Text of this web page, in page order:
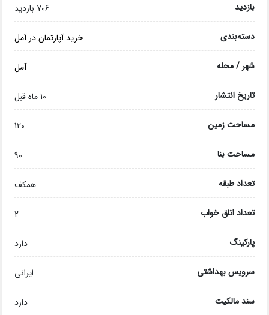
بازدید 706 بازدید
دسته‌بندی خرید آپارتمان در آمل
شهر / محله آمل
تاریخ انتشار 10 ماه قبل
مساحت زمین 120
مساحت بنا 90
تعداد طبقه همکف
تعداد اتاق خواب 2
پارکینگ دارد
سرویس بهداشتی ایرانی
سند مالکیت دارد